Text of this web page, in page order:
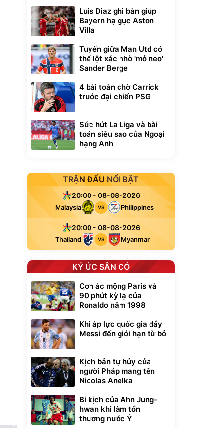
Luis Diaz ghi bàn giúp
Bayern hạ gục Aston
Villa
Tuyến giữa Man Utd có
thể lột xác nhờ 'mỏ neo'
Sander Berge
4 bài toán chờ Carrick
trước đại chiến PSG
Sức hút La Liga và bài
toán siêu sao của Ngoại
hạng Anh
TRẬN ĐẤU NỔI BẬT
20:00 - 08-08-2026
Malaysia VS Philippines
20:00 - 08-08-2026
Thailand VS Myanmar
KÝ ỨC SÂN CỎ
Cơn ác mộng Paris và
90 phút kỳ lạ của
Ronaldo năm 1998
Khi áp lực quốc gia đẩy
Messi đến giới hạn từ bỏ
Kịch bản tự hủy của
người Pháp mang tên
Nicolas Anelka
Bi kịch của Ahn Jung-
hwan khi làm tổn
thương nước Ý